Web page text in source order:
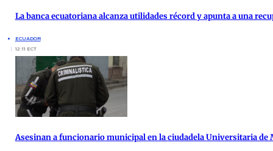
La banca ecuatoriana alcanza utilidades récord y apunta a una
ECUADOR
12:11 ECT
Asesinan a funcionario municipal en la ciudadela Universitaria de